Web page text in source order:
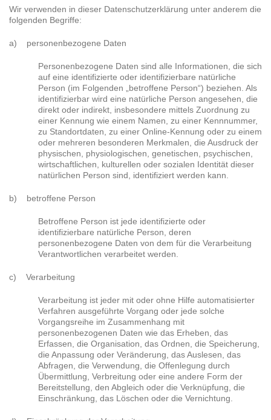
Wir verwenden in dieser Datenschutzerklärung unter anderem die
folgenden Begriffe:
a) personenbezogene Daten
Personenbezogene Daten sind alle Informationen, die sich
auf eine identifizierte oder identifizierbare natürliche
Person (im Folgenden „betroffene Person“) beziehen. Als
identifizierbar wird eine natürliche Person angesehen, die
direkt oder indirekt, insbesondere mittels Zuordnung zu
einer Kennung wie einem Namen, zu einer Kennnummer,
zu Standortdaten, zu einer Online-Kennung oder zu einem
oder mehreren besonderen Merkmalen, die Ausdruck der
physischen, physiologischen, genetischen, psychischen,
wirtschaftlichen, kulturellen oder sozialen Identität dieser
natürlichen Person sind, identifiziert werden kann.
b) betroffene Person
Betroffene Person ist jede identifizierte oder
identifizierbare natürliche Person, deren
personenbezogene Daten von dem für die Verarbeitung
Verantwortlichen verarbeitet werden.
c) Verarbeitung
Verarbeitung ist jeder mit oder ohne Hilfe automatisierter
Verfahren ausgeführte Vorgang oder jede solche
Vorgangsreihe im Zusammenhang mit
personenbezogenen Daten wie das Erheben, das
Erfassen, die Organisation, das Ordnen, die Speicherung,
die Anpassung oder Veränderung, das Auslesen, das
Abfragen, die Verwendung, die Offenlegung durch
Übermittlung, Verbreitung oder eine andere Form der
Bereitstellung, den Abgleich oder die Verknüpfung, die
Einschränkung, das Löschen oder die Vernichtung.